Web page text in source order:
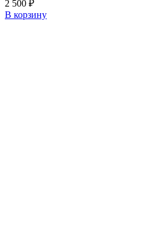
2 500 ₽
В корзину